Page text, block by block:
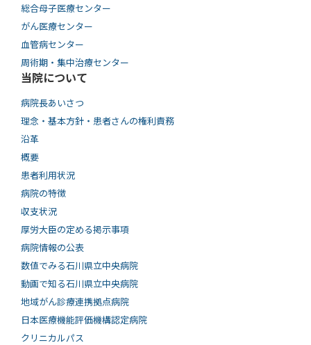
総合母子医療センター
がん医療センター
血管病センター
周術期・集中治療センター
当院について
病院長あいさつ
理念・基本方針・患者さんの権利責務
沿革
概要
患者利用状況
病院の特徴
収支状況
厚労大臣の定める掲示事項
病院情報の公表
数値でみる石川県立中央病院
動画で知る⽯川県⽴中央病院
地域がん診療連携拠点病院
日本医療機能評価機構認定病院
クリニカルパス